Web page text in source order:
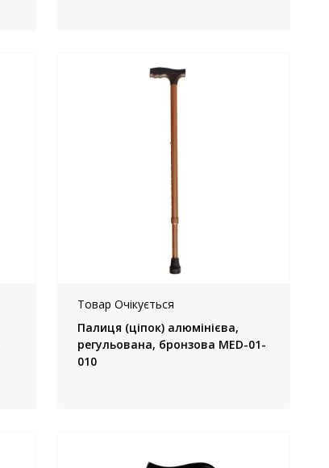
Товар Очікується
Палиця (ціпок) алюмінієва,
регульована, бронзова MED-01-
010